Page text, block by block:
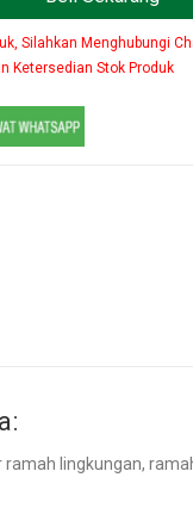
Silahkan Menghubungi
Ketersedian Stok Produk
lingkungan,